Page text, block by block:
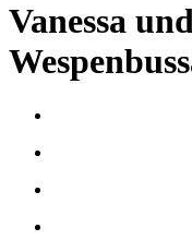
Vanessa